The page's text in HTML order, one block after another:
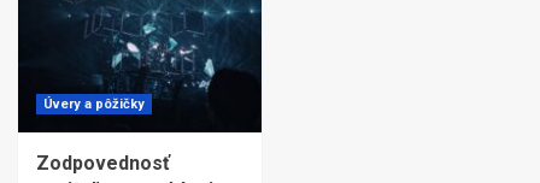
Úvery a pôžičky
Zodpovednosť